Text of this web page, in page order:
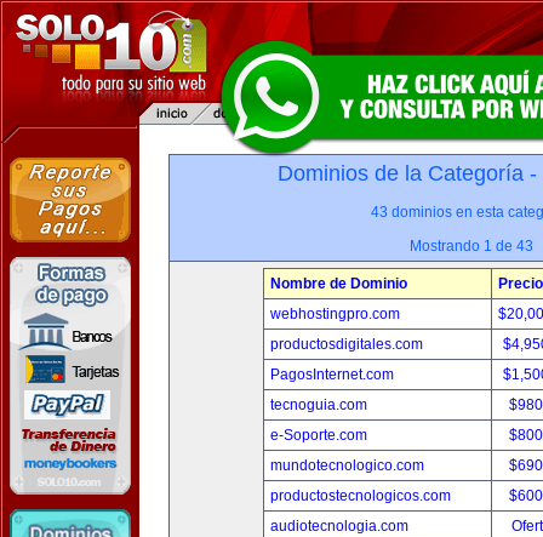
Dominios de la Categoría -
43 dominios en esta
Mostrando 1 de 43
Nombre de Dominio
Precio
webhostingpro.com
productosdigitales.com
PagosInternet.com
tecnoguia.com
e-Soporte.com
mundotecnologico.com
productostecnologicos.com
audiotecnologia.com